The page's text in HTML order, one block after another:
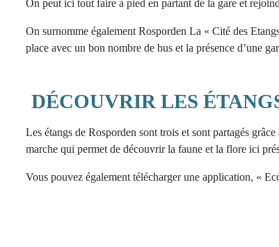
On peut ici tout faire à pied en partant de la gare et
On surnomme également Rosporden La « Cité des
place avec un bon nombre de bus et la présence d’une
DÉCOUVRIR LES
Les étangs de Rosporden sont trois et sont partagés
marche qui permet de découvrir la faune et la flore ici
Vous pouvez également télécharger une application, «